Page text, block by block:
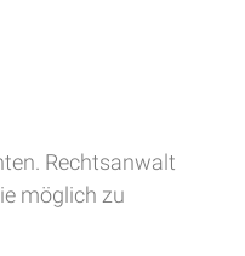
Rechtsanwalt
möglich zu